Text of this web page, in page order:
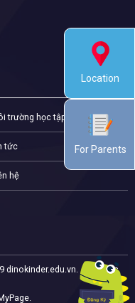
trường học tập
tức
hệ
dinokinder.edu.vn. All Rights
Location
For Parents